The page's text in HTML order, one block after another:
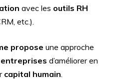
avec les outils RH
etc.).
propose une approche
entreprises d’améliorer en
capital humain.